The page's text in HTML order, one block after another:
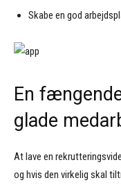
Skabe en god
En
glade
At lave en
og hvis den virkelig skal